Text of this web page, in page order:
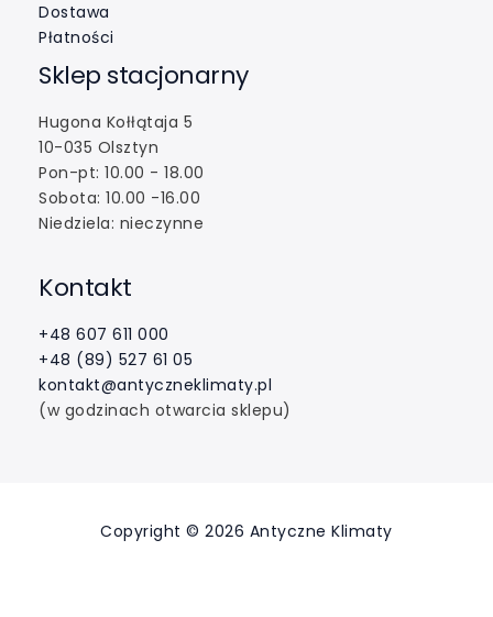
Dostawa
Płatności
Sklep stacjonarny
Hugona Kołłątaja 5
10-035 Olsztyn
Pon-pt: 10.00 - 18.00
Sobota: 10.00 -16.00
Niedziela: nieczynne
Kontakt
+48 607 611 000
+48 (89) 527 61 05
kontakt@antyczneklimaty.pl
(w godzinach otwarcia sklepu)
Copyright © 2026 Antyczne Klimaty